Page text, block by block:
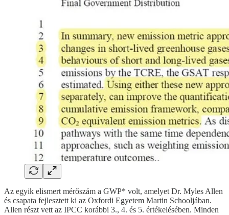
Az egyik elismert mérőszám a GWP* volt, amelyet Dr. Myles Allen
és csapata fejlesztett ki az Oxfordi Egyetem Martin Schooljában.
Allen részt vett az IPCC korábbi 3., 4. és 5. értékelésében. Minden